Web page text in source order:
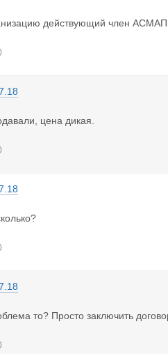
действующий член
цена дикая.
то? Просто заключить